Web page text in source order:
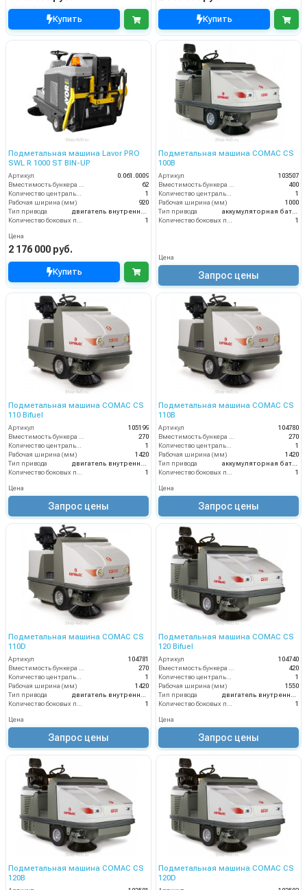
Купить Купить
Подметальная машина Lavor PRO
SWL R 1000 ST BIN-UP
Артикул
0.061.0009
62
1
Рабочая ширина (мм)
920
Тип привода
1
Цена
2 176 000 руб.
Купить
Подметальная машина COMAC CS
100B
Артикул
103507
400
1
Рабочая ширина (мм)
1000
Тип привода
1
Цена
Запрос цены
Подметальная машина COMAC CS
110 Bifuel
Артикул
105199
Вместимость бункера (л)
270
Количество центральных мусоросборных валиков (шт)
1
Рабочая ширина (мм)
1420
Тип привода
двигатель внутреннего сгорания
Количество боковых подметальных щёток (шт)
1
Цена
Запрос цены
Подметальная машина COMAC CS
110B
Артикул
104780
Вместимость бункера (л)
270
Количество центральных мусоросборных валиков (шт)
1
Рабочая ширина (мм)
1420
Тип привода
аккумуляторная батарея
Количество боковых подметальных щёток (шт)
1
Цена
Запрос цены
Подметальная машина COMAC CS
110D
Артикул
104781
Вместимость бункера (л)
270
Количество центральных мусоросборных валиков (шт)
1
Рабочая ширина (мм)
1420
Тип привода
двигатель внутреннего сгорания
Количество боковых подметальных щёток (шт)
1
Цена
Запрос цены
Подметальная машина COMAC CS
120 Bifuel
Артикул
104740
Вместимость бункера (л)
420
Количество центральных мусоросборных валиков (шт)
1
Рабочая ширина (мм)
1550
Тип привода
двигатель внутреннего сгорания
Количество боковых подметальных щёток (шт)
1
Цена
Запрос цены
Подметальная машина COMAC CS
120B
Подметальная машина COMAC CS
120D